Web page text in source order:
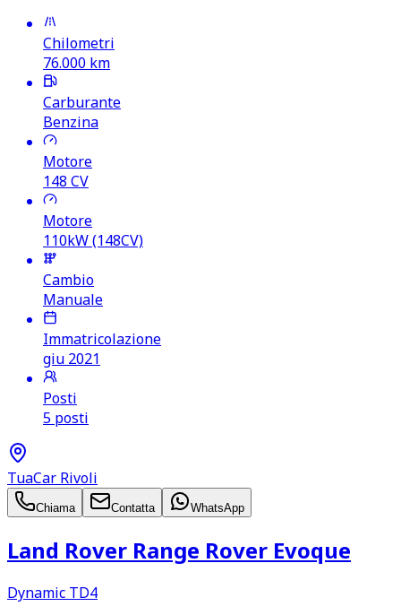
Chilometri
76.000 km
Carburante
Benzina
Motore
148 CV
Motore
110kW (148CV)
Cambio
Manuale
Immatricolazione
giu 2021
Posti
5 posti
TuaCar Rivoli
Chiama Contatta WhatsApp
Land Rover Range Rover Evoque
Dynamic TD4